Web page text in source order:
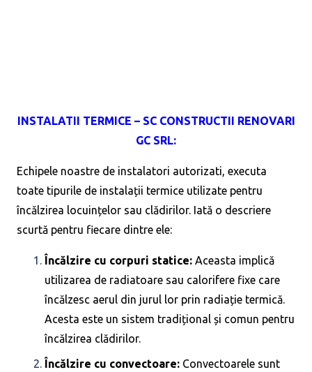
INSTALATII TERMICE – SC CONSTRUCTII RENOVARI
GC SRL:
Echipele noastre de instalatori autorizati, executa
toate tipurile de instalații termice utilizate pentru
încălzirea locuințelor sau clădirilor. Iată o descriere
scurtă pentru fiecare dintre ele:
Încălzire cu corpuri statice: Aceasta implică
utilizarea de radiatoare sau calorifere fixe care
încălzesc aerul din jurul lor prin radiație termică.
Acesta este un sistem tradițional și comun pentru
încălzirea clădirilor.
Încălzire cu convectoare: Convectoarele sunt